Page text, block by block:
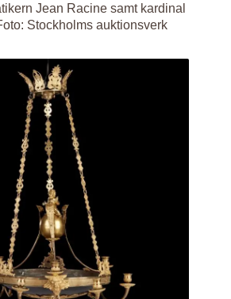
Jean Racine samt kardinal
Stockholms auktionsverk